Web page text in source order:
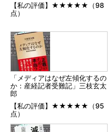
【私の評価】★★★★★（98
点）
「メディアはなぜ左傾化するの
か：産経記者受難記」三枝玄太
郎
【私の評価】★★★★★（95
点）